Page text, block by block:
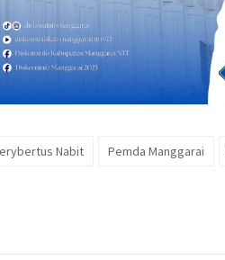
Nabit Pemda Manggarai